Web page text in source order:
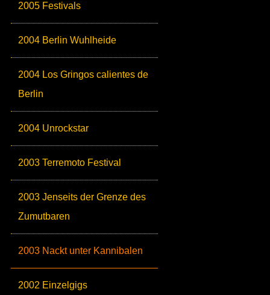
2005 Festivals
2004 Berlin Wuhlheide
2004 Los Gringos calientes de
Berlin
2004 Unrockstar
2003 Terremoto Festival
2003 Jenseits der Grenze des
Zumutbaren
2003 Nackt unter Kannibalen
2002 Einzelgigs